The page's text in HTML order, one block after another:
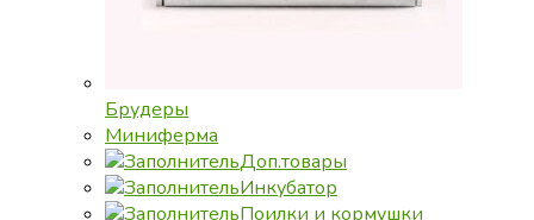
Брудеры
Миниферма
Доп.товары
Инкубатор
Поилки и кормушки